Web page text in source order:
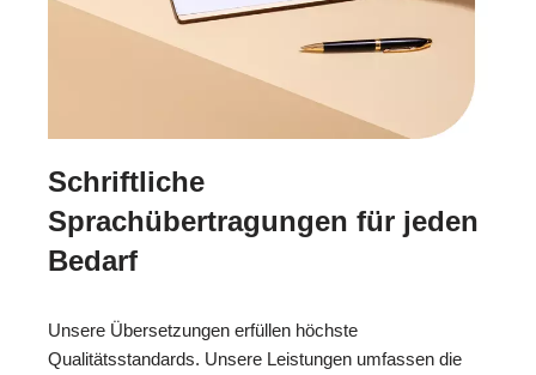
Schriftliche
Sprachübertragungen für jeden
Bedarf
Unsere Übersetzungen erfüllen höchste
Qualitätsstandards. Unsere Leistungen umfassen die